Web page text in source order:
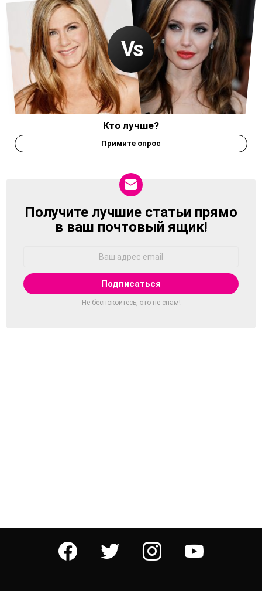
Кто лучше?
Примите опрос
NEWSLETTER
Получите лучшие статьи прямо
в ваш почтовый ящик!
Не беспокойтесь, это не спам!
facebook twitter instagram